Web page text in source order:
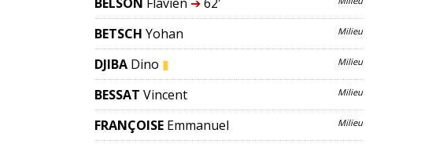
BETSCH Yohan Milieu
DJIBA Dino ▮ Milieu
BESSAT Vincent Milieu
FRANÇOISE Emmanuel Milieu